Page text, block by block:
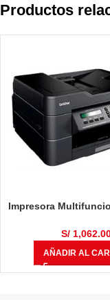
Productos
Impresora
S/
AÑADIR AL